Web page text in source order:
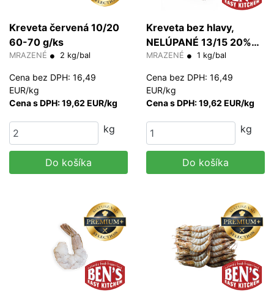
Kreveta červená 10/20
60-70 g/ks
MRAZENÉ 2 kg/bal
Cena bez DPH: 16,49
EUR/kg
Cena s DPH: 19,62 EUR/kg
kg
Do košíka
Kreveta bez hlavy,
NELÚPANÉ 13/15 20%
glazúra (HLSO)
MRAZENÉ 1 kg/bal
Cena bez DPH: 16,49
EUR/kg
Cena s DPH: 19,62 EUR/kg
kg
Do košíka